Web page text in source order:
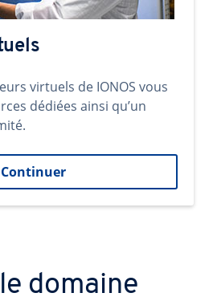
virtuels de IONOS vous
dédiées ainsi qu’un
Continuer
domaine